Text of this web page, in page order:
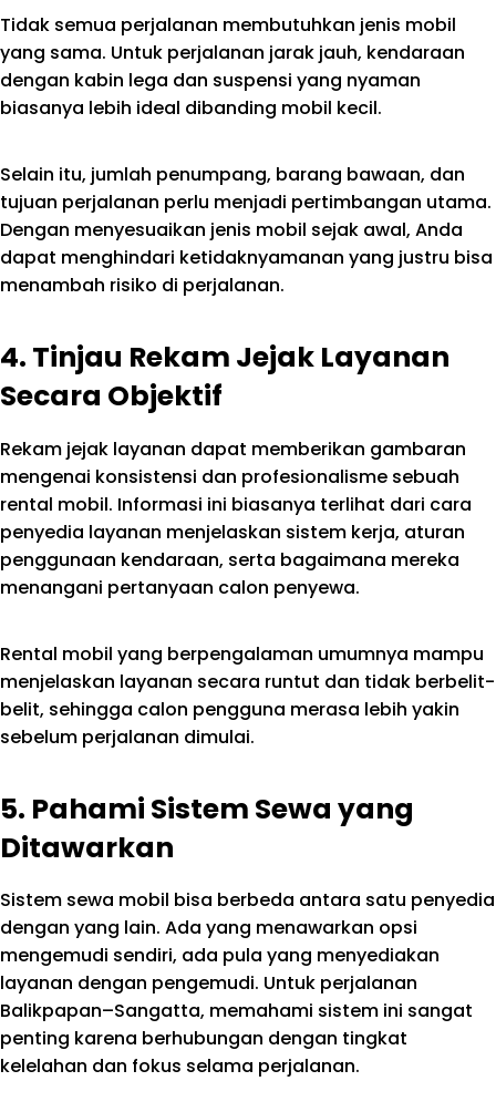
Tidak semua perjalanan membutuhkan jenis mobil
yang sama. Untuk perjalanan jarak jauh, kendaraan
dengan kabin lega dan suspensi yang nyaman
biasanya lebih ideal dibanding mobil kecil.
Selain itu, jumlah penumpang, barang bawaan, dan
tujuan perjalanan perlu menjadi pertimbangan utama.
Dengan menyesuaikan jenis mobil sejak awal, Anda
dapat menghindari ketidaknyamanan yang justru bisa
menambah risiko di perjalanan.
4. Tinjau Rekam Jejak Layanan
Secara Objektif
Rekam jejak layanan dapat memberikan gambaran
mengenai konsistensi dan profesionalisme sebuah
rental mobil. Informasi ini biasanya terlihat dari cara
penyedia layanan menjelaskan sistem kerja, aturan
penggunaan kendaraan, serta bagaimana mereka
menangani pertanyaan calon penyewa.
Rental mobil yang berpengalaman umumnya mampu
menjelaskan layanan secara runtut dan tidak berbelit-
belit, sehingga calon pengguna merasa lebih yakin
sebelum perjalanan dimulai.
5. Pahami Sistem Sewa yang
Ditawarkan
Sistem sewa mobil bisa berbeda antara satu penyedia
dengan yang lain. Ada yang menawarkan opsi
mengemudi sendiri, ada pula yang menyediakan
layanan dengan pengemudi. Untuk perjalanan
Balikpapan–Sangatta, memahami sistem ini sangat
penting karena berhubungan dengan tingkat
kelelahan dan fokus selama perjalanan.